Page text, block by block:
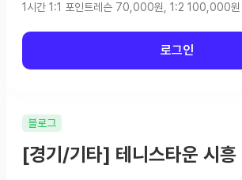
블로그
[경기/기타] 테니스타운 시흥
1시간 1:1 포인트레슨 70,000원, 1:2 100,000원
로그인